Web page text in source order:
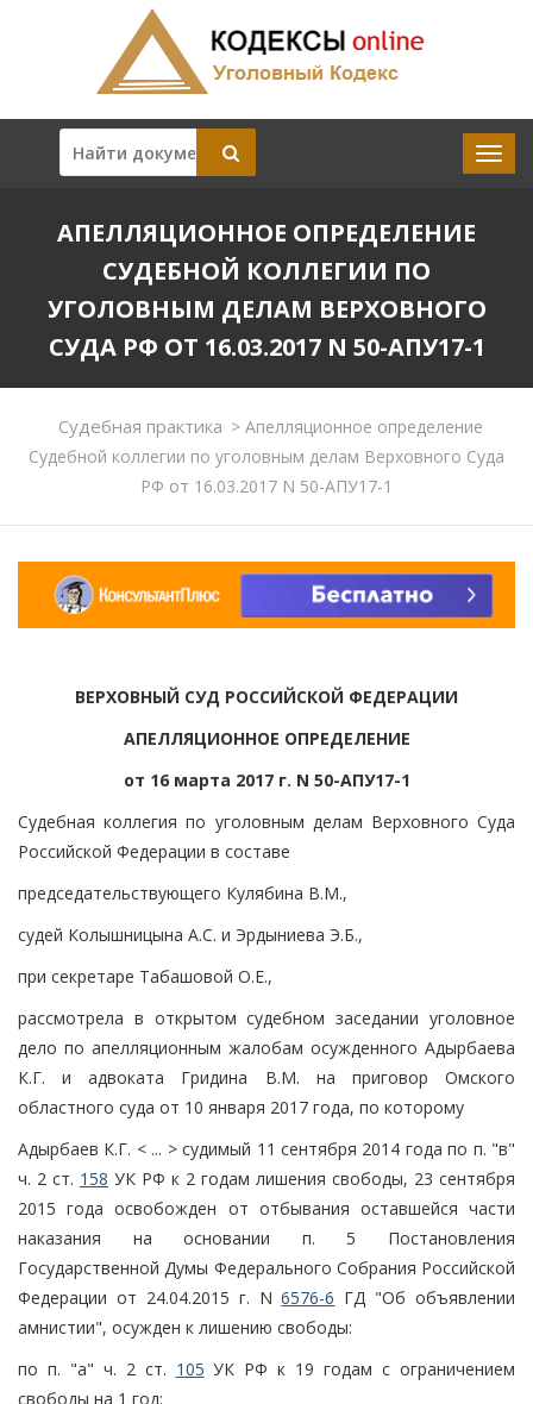
АПЕЛЛЯЦИОННОЕ ОПРЕДЕЛЕНИЕ
СУДЕБНОЙ КОЛЛЕГИИ ПО
УГОЛОВНЫМ ДЕЛАМ ВЕРХОВНОГО
СУДА РФ ОТ 16.03.2017 N 50-АПУ17-1
Судебная практика > Апелляционное определение
Судебной коллегии по уголовным делам Верховного Суда
РФ от 16.03.2017 N 50-АПУ17-1
ВЕРХОВНЫЙ СУД РОССИЙСКОЙ ФЕДЕРАЦИИ
АПЕЛЛЯЦИОННОЕ ОПРЕДЕЛЕНИЕ
от 16 марта 2017 г. N 50-АПУ17-1
Судебная коллегия по уголовным делам Верховного Суда
Российской Федерации в составе
председательствующего Кулябина В.М.,
судей Колышницына А.С. и Эрдыниева Э.Б.,
при секретаре Табашовой О.Е.,
рассмотрела в открытом судебном заседании уголовное
дело по апелляционным жалобам осужденного Адырбаева
К.Г. и адвоката Гридина В.М. на приговор Омского
областного суда от 10 января 2017 года, по которому
Адырбаев К.Г. < ... > судимый 11 сентября 2014 года по п. "в"
ч. 2 ст. 158 УК РФ к 2 годам лишения свободы, 23 сентября
2015 года освобожден от отбывания оставшейся части
наказания на основании п. 5 Постановления
Государственной Думы Федерального Собрания Российской
Федерации от 24.04.2015 г. N6576-6 ГД "Об объявлении
амнистии", осужден к лишению свободы:
по п. "а" ч. 2 ст. 105 УК РФ к 19 годам с ограничением
свободы на 1 год;